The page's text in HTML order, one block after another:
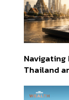
Thailand
Order